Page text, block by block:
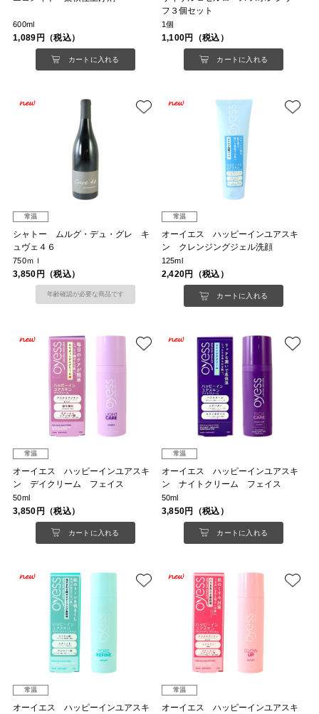
600ml
1,089円（税込）
カートに入れる
フ３個セット
1個
1,100円（税込）
カートに入れる
常温
シャトー ムルグ・デュ・グレ キ
ュヴェ４６
750ｍｌ
3,850円（税込）
年齢確認が必要な商品です
常温
オーイエス ハッピーインユアスキ
ン クレンジングジェル洗顔
125ml
2,420円（税込）
カートに入れる
常温
オーイエス ハッピーインユアスキ
ン デイクリーム フェイス
50ml
3,850円（税込）
カートに入れる
常温
オーイエス ハッピーインユアスキ
ン ナイトクリーム フェイス
50ml
3,850円（税込）
カートに入れる
常温
オーイエス ハッピーインユアスキ
常温
オーイエス ハッピーインユアスキ